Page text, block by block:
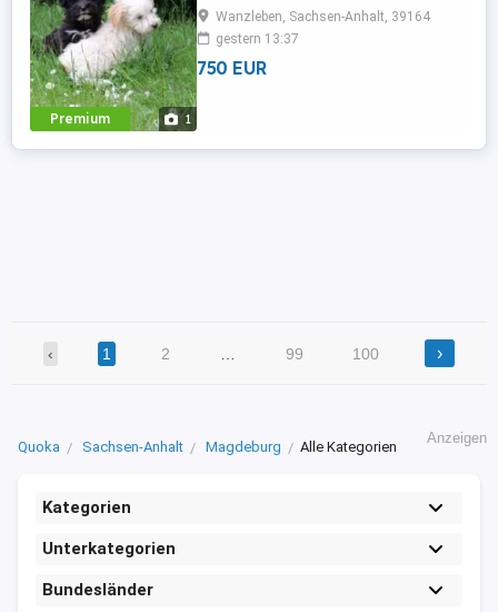
Premium 1
suchen ab sofort ein neues Zuhause.
Wanzleben, Sachsen-Anhalt, 39164
gestern 13:37
750 EUR
‹ 1 2 99 100 ›
Quoka Sachsen-Anhalt Magdeburg Alle Kategorien
Kategorien
Unterkategorien
Bundesländer
Anzeigen